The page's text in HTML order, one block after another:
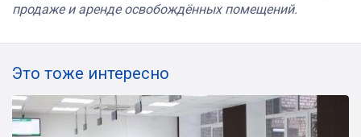
продаже и аренде освобождённых помещений.
Это тоже интересно